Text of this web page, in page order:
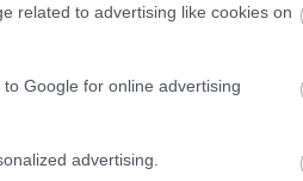
related to advertising like cookies on
Google for online advertising
advertising.
με το 2021,
λειτουργική
με της
κέρδη (ΕΑΤ).